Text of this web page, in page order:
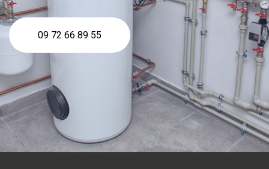
09 72 66 89 55